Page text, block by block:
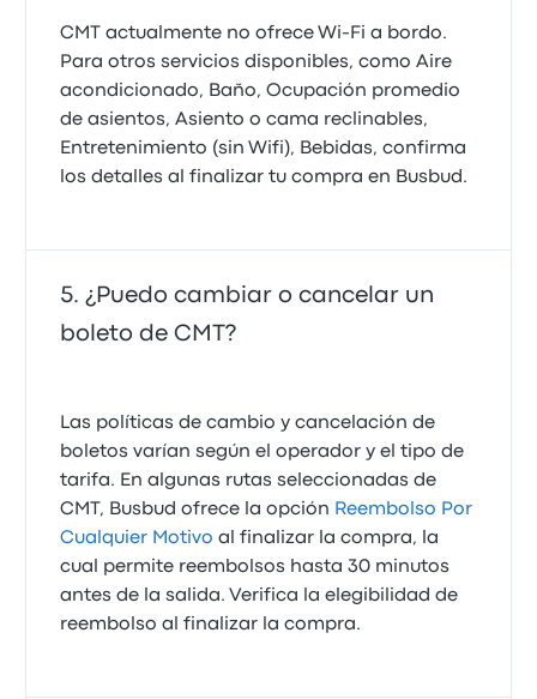
CMT actualmente no ofrece Wi‑Fi a bordo.
Para otros servicios disponibles, como Aire
acondicionado, Baño, Ocupación promedio
de asientos, Asiento o cama reclinables,
Entretenimiento (sin Wifi), Bebidas, confirma
los detalles al finalizar tu compra en Busbud.
¿Puedo cambiar o cancelar un
boleto de CMT?
Las políticas de cambio y cancelación de
boletos varían según el operador y el tipo de
tarifa. En algunas rutas seleccionadas de
CMT, Busbud ofrece la opción Reembolso Por
Cualquier Motivo al finalizar la compra, la
cual permite reembolsos hasta 30 minutos
antes de la salida. Verifica la elegibilidad de
reembolso al finalizar la compra.